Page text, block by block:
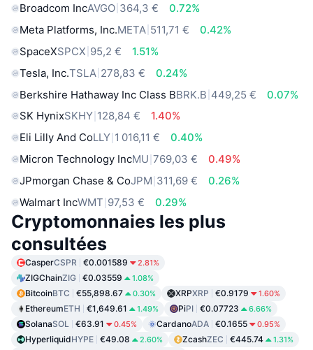
Broadcom IncAVGO 364,3 €
0.72%
Meta Platforms, Inc.META 511,71 €
0.42%
SpaceXSPCX 95,2 €
1.51%
Tesla, Inc.TSLA 278,83 €
0.24%
Berkshire Hathaway Inc Class BBRK.B 449,25 €
0.07%
SK HynixSKHY 128,84 €
1.40%
Eli Lilly And CoLLY 1 016,11 €
0.40%
Micron Technology IncMU 769,03 €
0.49%
JPmorgan Chase & CoJPM 311,69 €
0.26%
Walmart IncWMT 97,53 € 0.29%
Cryptomonnaies les plus
consultées
CasperCSPR €0.001589 2.81%
ZIGChainZIG €0.03559 1.08%
BitcoinBTC €55,898.67 0.30% XRPXRP €0.9179 1.60%
EthereumETH €1,649.61 1.49% PiPI €0.07723 6.66%
SolanaSOL €63.91 0.45% CardanoADA €0.1655 0.95%
HyperliquidHYPE €49.08 2.60% ZcashZEC €445.74 1.31%